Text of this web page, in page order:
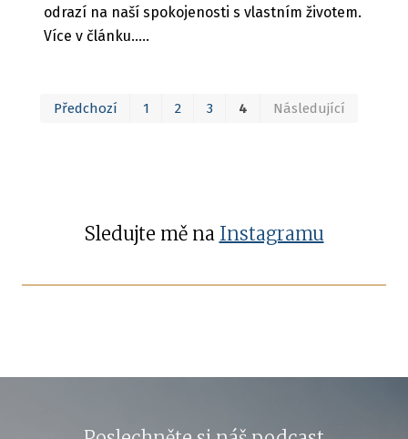
odrazí na naší spokojenosti s vlastním životem.
Více v článku.....
Předchozí 1 2 3 4 Následující
Sledujte mě na Instagramu